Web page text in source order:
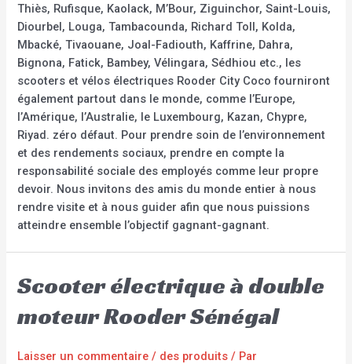
Thiès, Rufisque, Kaolack, M’Bour, Ziguinchor, Saint-Louis,
Diourbel, Louga, Tambacounda, Richard Toll, Kolda,
Mbacké, Tivaouane, Joal-Fadiouth, Kaffrine, Dahra,
Bignona, Fatick, Bambey, Vélingara, Sédhiou etc., les
scooters et vélos électriques Rooder City Coco fourniront
également partout dans le monde, comme l’Europe,
l’Amérique, l’Australie, le Luxembourg, Kazan, Chypre,
Riyad. zéro défaut. Pour prendre soin de l’environnement
et des rendements sociaux, prendre en compte la
responsabilité sociale des employés comme leur propre
devoir. Nous invitons des amis du monde entier à nous
rendre visite et à nous guider afin que nous puissions
atteindre ensemble l’objectif gagnant-gagnant.
Scooter électrique à double
moteur Rooder Sénégal
Laisser un commentaire / des produits / Par